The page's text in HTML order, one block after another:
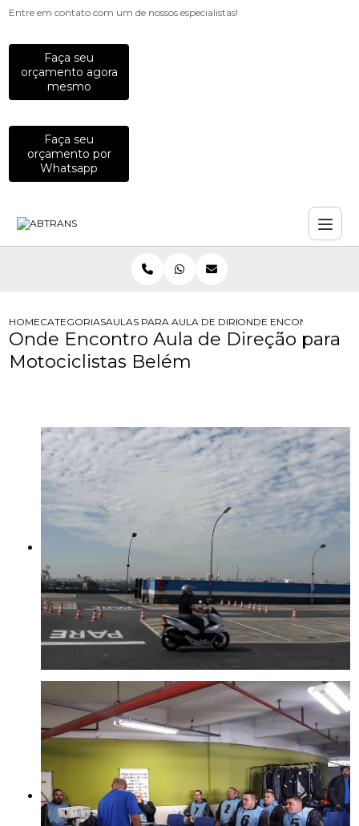
Entre em contato com um de nossos especialistas!
Faça seu
orçamento agora
mesmo
Faça seu
orçamento por
Whatsapp
HOMECATEGORIASAULAS PARA MOTOCICLISTAS
AULA DE DIRECAO DEFENSIVA PARA
ONDE ENCONTRO
Onde Encontro Aula de Direção para
Motociclistas Belém